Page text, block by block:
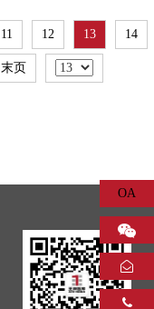
11 12 13 14
末页
OA